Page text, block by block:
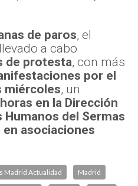
de paros, el
a cabo
de protesta, con más
por el
miércoles, un
en la Dirección
Humanos del Sermas
asociaciones
Madrid Actualidad Madrid